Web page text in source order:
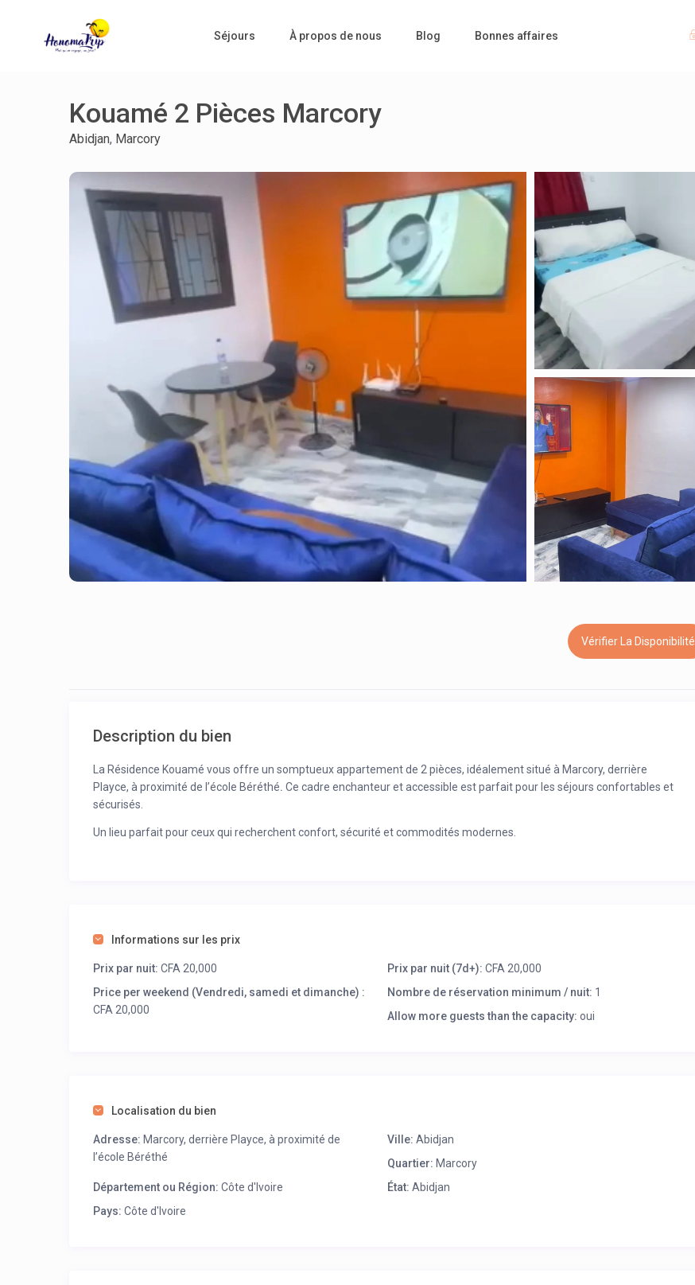
Séjours À propos de nous Blog Bonnes affaires
Kouamé 2 Pièces Marcory
Abidjan, Marcory
Vérifier La Disponibilité
Description du bien
La Résidence Kouamé vous offre un somptueux appartement de 2 pièces, idéalement situé à Marcory, derrière
Playce, à proximité de l’école Béréthé. Ce cadre enchanteur et accessible est parfait pour les séjours confortables et
sécurisés.
Un lieu parfait pour ceux qui recherchent confort, sécurité et commodités modernes.
Informations sur les prix
Prix par nuit: CFA 20,000 Prix par nuit (7d+): CFA 20,000
Price per weekend (Vendredi, samedi et dimanche) :
CFA 20,000
Nombre de réservation minimum / nuit: 1
Allow more guests than the capacity: oui
Localisation du bien
Adresse: Marcory, derrière Playce, à proximité de
l’école Béréthé
Ville: Abidjan
Quartier: Marcory
Département ou Région: Côte d'Ivoire État: Abidjan
Pays: Côte d'Ivoire